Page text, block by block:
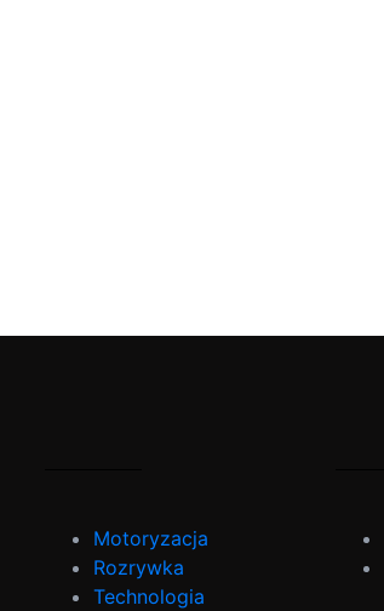
Motoryzacja
Rozrywka
Technologia